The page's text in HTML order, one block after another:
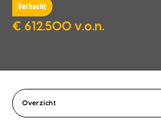
Verkocht
€ 612.500 v.o.n.
Overzicht